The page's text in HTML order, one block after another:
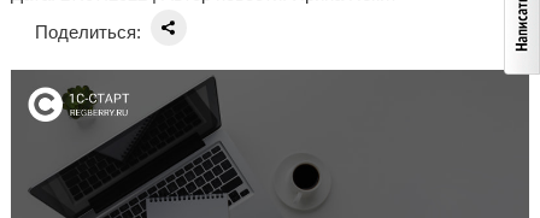
Поделиться: